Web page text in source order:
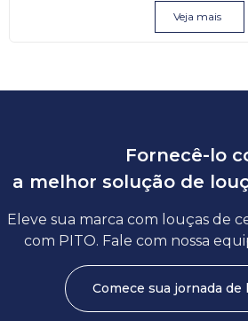
Veja mais
Fornecê-lo
a melhor solução de
Eleve sua marca com louças de
com PITO. Fale com nossa
Comece sua jornada de